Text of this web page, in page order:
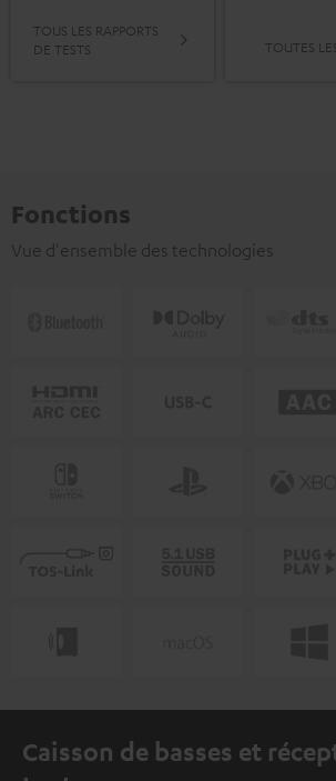
TOUS LES RAPPORTS
DE TESTS
TOUTES
Fonctions
Vue d'ensemble des technologies
Caisson de basses et